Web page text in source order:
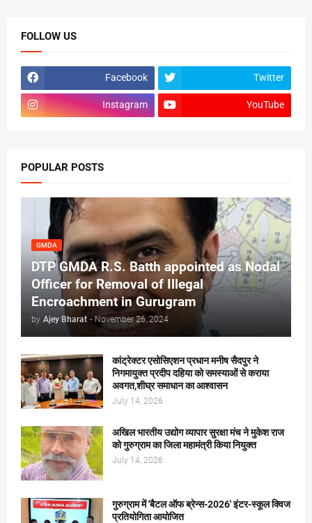
FOLLOW US
Facebook Twitter
Instagram YouTube
POPULAR POSTS
GMDA
DTP GMDA R.S. Batth appointed as Nodal
Officer for Removal of Illegal
Encroachment in Gurugram
by Ajey Bharat - November 26, 2024
कांट्रेक्टर एसोसिएशन प्रधान मनीष सैदपुर ने
निगमायुक्त प्रदीप दहिया को समस्याओं से कराया
अवगत,शीघ्र समाधान का आश्वासन
July 14, 2026
अखिल भारतीय उद्योग व्यापार सुरक्षा मंच ने मुकेश राज
को गुरुग्राम का जिला महामंत्री किया नियुक्त
July 14, 2026
गुरुग्राम में 'बैटल ऑफ ब्रेन्स-2026' इंटर-स्कूल क्विज
प्रतियोगिता आयोजित